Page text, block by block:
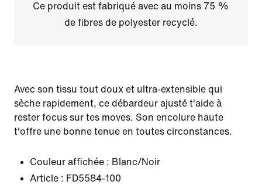
Ce produit est fabriqué avec au moins 75 %
de fibres de polyester recyclé.
Avec son tissu tout doux et ultra-extensible qui
sèche rapidement, ce débardeur ajusté t'aide à
rester focus sur tes moves. Son encolure haute
t'offre une bonne tenue en toutes circonstances.
Couleur affichée : Blanc/Noir
Article : FD5584-100